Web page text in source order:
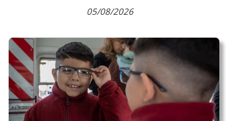
05/08/2026